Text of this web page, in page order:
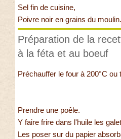
Sel fin de cuisine,
Poivre noir en grains du moulin.
Préparation de la
à la féta et au boeuf
Préchauffer le four à 200°C ou
Prendre une poêle.
Y faire frire dans l'huile les
Les poser sur du papier